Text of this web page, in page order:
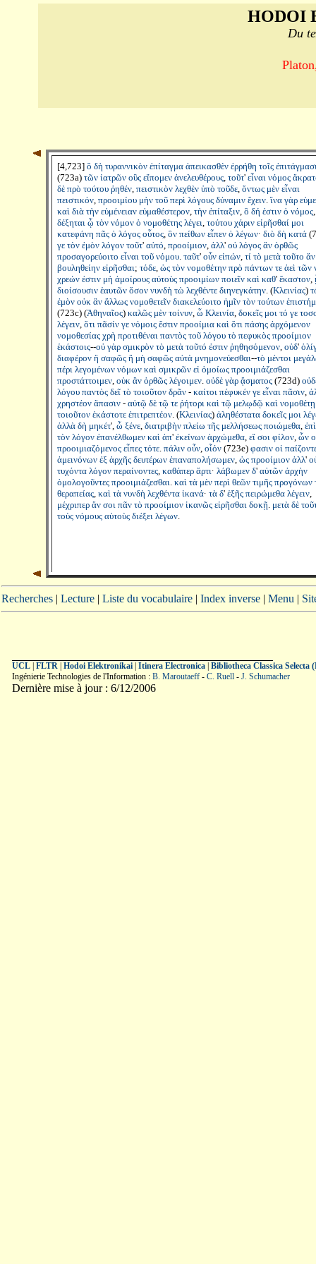
HODOI
Du
[4,723] ὃ δὴ τυραννικὸν ἐπίταγμα ἀπεικασθὲν ἐρρήθη τοῖς
(723a) τῶν ἰατρῶν οὓς εἴπομεν ἀνελευθέρους, τοῦτ' εἶναι νόμος
δὲ πρὸ τούτου ῥηθέν, πειστικὸν λεχθὲν ὑπὸ τοῦδε, ὄντως μὲν εἶναι
πειστικόν, προοιμίου μὴν τοῦ περὶ λόγους δύναμιν ἔχειν. ἵνα γὰρ
καὶ διὰ τὴν εὐμένειαν εὐμαθέστερον, τὴν ἐπίταξιν, ὃ δή ἐστιν ὁ νόμος,
δέξηται ᾧ τὸν νόμον ὁ νομοθέτης λέγει, τούτου χάριν εἰρῆσθαί μοι
κατεφάνη πᾶς ὁ λόγος οὗτος, ὃν πείθων εἶπεν ὁ λέγων· διὸ δὴ κατά
γε τὸν ἐμὸν λόγον τοῦτ' αὐτό, προοίμιον, ἀλλ' οὐ λόγος ἂν ὀρθῶς
προσαγορεύοιτο εἶναι τοῦ νόμου. ταῦτ' οὖν εἰπών, τί τὸ μετὰ τοῦτο ἄν
βουληθείην εἰρῆσθαι; τόδε, ὡς τὸν νομοθέτην πρὸ πάντων τε ἀεὶ τῶν
χρεών ἐστιν μὴ ἀμοίρους αὐτοὺς προοιμίων ποιεῖν καὶ καθ' ἕκαστον,
διοίσουσιν ἑαυτῶν ὅσον νυνδὴ τὼ λεχθέντε διηνεγκάτην. (Κλεινίας)
ἐμὸν οὐκ ἂν ἄλλως νομοθετεῖν διακελεύοιτο ἡμῖν τὸν τούτων
(723c) (Ἀθηναῖος) καλῶς μὲν τοίνυν, ὦ Κλεινία, δοκεῖς μοι τό γε
λέγειν, ὅτι πᾶσίν γε νόμοις ἔστιν προοίμια καὶ ὅτι πάσης ἀρχόμενον
νομοθεσίας χρὴ προτιθέναι παντὸς τοῦ λόγου τὸ πεφυκὸς προοίμιον
ἑκάστοις--οὐ γὰρ σμικρὸν τὸ μετὰ τοῦτό ἐστιν ῥηθησόμενον, οὐδ'
διαφέρον ἢ σαφῶς ἢ μὴ σαφῶς αὐτὰ μνημονεύεσθαι--τὸ μέντοι
πέρι λεγομένων νόμων καὶ σμικρῶν εἰ ὁμοίως προοιμιάζεσθαι
προστάττοιμεν, οὐκ ἂν ὀρθῶς λέγοιμεν. οὐδὲ γὰρ ᾄσματος (723d)
λόγου παντὸς δεῖ τὸ τοιοῦτον δρᾶν - καίτοι πέφυκέν γε εἶναι πᾶσιν,
χρηστέον ἅπασιν - αὐτῷ δὲ τῷ τε ῥήτορι καὶ τῷ μελῳδῷ καὶ νομοθέτῃ
τοιοῦτον ἑκάστοτε ἐπιτρεπτέον. (Κλεινίας) ἀληθέστατα δοκεῖς μοι
ἀλλὰ δὴ μηκέτ', ὦ ξένε, διατριβὴν πλείω τῆς μελλήσεως ποιώμεθα, ἐπὶ
τὸν λόγον ἐπανέλθωμεν καὶ ἀπ' ἐκείνων ἀρχώμεθα, εἴ σοι φίλον, ὧν
προοιμιαζόμενος εἶπες τότε. πάλιν οὖν, οἷόν (723e) φασιν οἱ
ἀμεινόνων ἐξ ἀρχῆς δευτέρων ἐπαναπολήσωμεν, ὡς προοίμιον ἀλλ'
τυχόντα λόγον περαίνοντες, καθάπερ ἄρτι· λάβωμεν δ' αὐτῶν ἀρχὴν
ὁμολογοῦντες προοιμιάζεσθαι. καὶ τὰ μὲν περὶ θεῶν τιμῆς προγόνων
θεραπείας, καὶ τὰ νυνδὴ λεχθέντα ἱκανά· τὰ δ' ἑξῆς πειρώμεθα λέγειν,
μέχριπερ ἄν σοι πᾶν τὸ προοίμιον ἱκανῶς εἰρῆσθαι δοκῇ. μετὰ δὲ
τοὺς νόμους αὐτοὺς διέξει λέγων.
Recherches | Lecture | Liste du vocabulaire | Index inverse | Menu |
UCL FLTR Hodoi Elektronikai Itinera Electronica Bibliotheca Classica Selecta
Ingénierie Technologies de l'Information : B. Maroutaeff - C. Ruell - J. Schumacher
Dernière mise à jour : 6/12/2006